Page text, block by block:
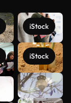
iStock
iStock
Ver más